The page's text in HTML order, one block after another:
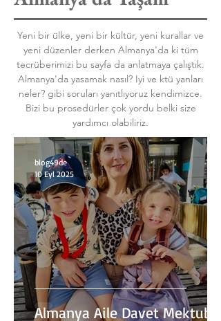
Yeni bir ülke, yeni bir kültür, yeni kurallar ve
yeni düzenler derken Almanya'da ki tüm
tecrüberimizi bu sayfa da anlatmaya çalıştık.
Almanya'da yasamak nasıl? Iyi ve ktü yanları
neler? gibi soruları yanıtlıyoruz kendimizce.
Bizi bu prosedürler çok yordu belki size
yardımcı olabiliriz.
Almanya Aile Davet Mektubu
blog49de
10 Eyl 2025